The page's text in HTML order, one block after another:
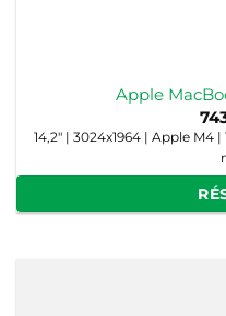
Apple
14,2" | 3024x1964 | Apple M4 |